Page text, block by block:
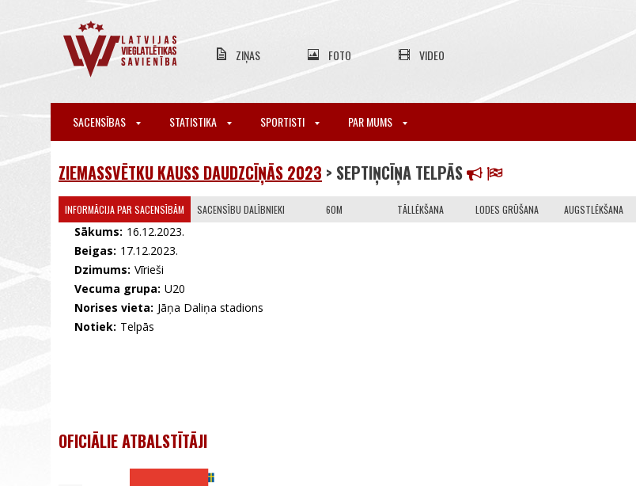
ZIŅAS FOTO VIDEO
SACENSĪBAS STATISTIKA SPORTISTI PAR MUMS
ZIEMASSVĒTKU KAUSS DAUDZCĪŅĀS 2023 > SEPTIŅCĪŅA TELPĀS
INFORMĀCIJA PAR SACENSĪBĀM SACENSĪBU DALĪBNIEKI 60M TĀLLĒKŠANA LODES GRŪŠANA AUGSTLĒKŠANA
Sākums: 16.12.2023.
Beigas: 17.12.2023.
Dzimums: Vīrieši
Vecuma grupa: U20
Norises vieta: Jāņa Daliņa stadions
Notiek: Telpās
OFICIĀLIE ATBALSTĪTĀJI